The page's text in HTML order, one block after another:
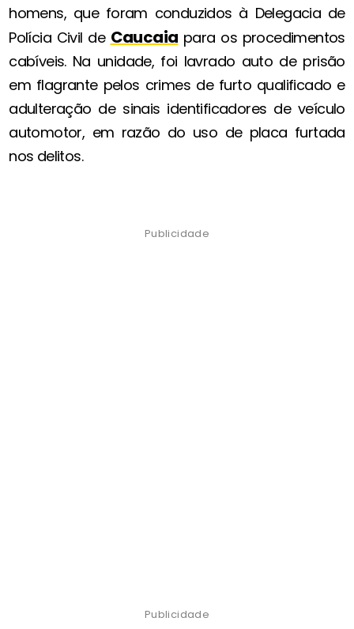
homens, que foram conduzidos à Delegacia de
Polícia Civil de Caucaia para os procedimentos
cabíveis. Na unidade, foi lavrado auto de prisão
em flagrante pelos crimes de furto qualificado e
adulteração de sinais identificadores de veículo
automotor, em razão do uso de placa furtada
nos delitos.
Publicidade
Publicidade